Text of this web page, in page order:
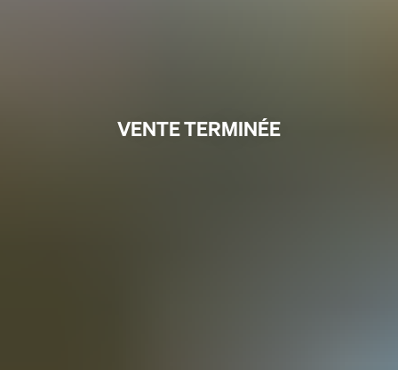
VENTE TERMINÉE